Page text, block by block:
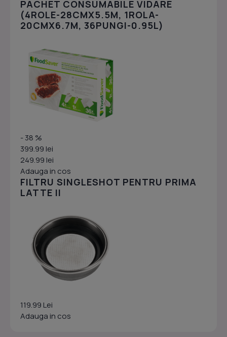
PACHET CONSUMABILE VIDARE
(4ROLE-28CMX5.5M, 1ROLA-
20CMX6.7M, 36PUNGI-0.95L)
- 38 %
399.99 lei
249.99 lei
Adauga in cos
FILTRU SINGLESHOT PENTRU PRIMA
LATTE II
119.99 Lei
Adauga in cos